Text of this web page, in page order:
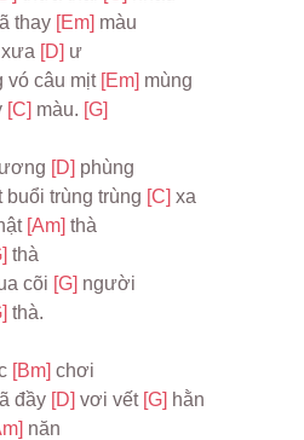
thay [Em] màu
[D] ư
vó câu mịt [Em] mùng
[C] màu. [G]
[D] phùng
buổi trùng trùng [C] xa
[Am] thà
thà
cõi [G] người
thà.
[Bm] chơi
đầy [D] vơi vết [G] hằn
năn